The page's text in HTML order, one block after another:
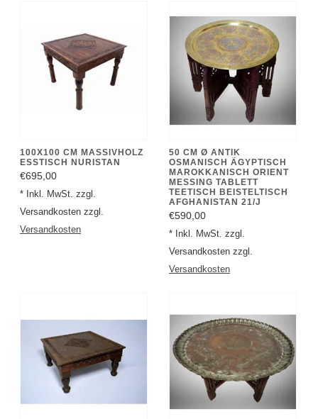
€695,00
* Inkl. MwSt. zzgl.
Versandkosten zzgl.
Versandkosten
MAROKKANISCH ORIENT
MESSING TABLETT
TEETISCH BEISTELTISCH
AFGHANISTAN 21/J
€590,00
* Inkl. MwSt. zzgl.
Versandkosten zzgl.
Versandkosten